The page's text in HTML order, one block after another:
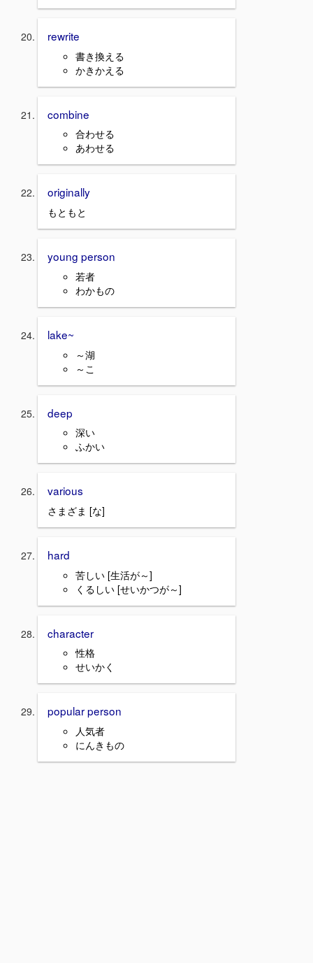
rewrite
書き換える
かきかえる
combine
合わせる
あわせる
originally
もともと
young person
若者
わかもの
lake~
～湖
～こ
deep
深い
ふかい
various
さまざま [な]
hard
苦しい [生活が～]
くるしい [せいかつが～]
character
性格
せいかく
popular person
人気者
にんきもの